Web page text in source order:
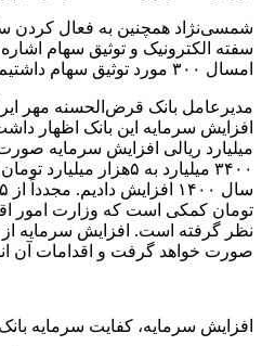
شمسی‌نژاد همچنین به فعال کردن
امسال ۳۰۰ مورد توثیق سهام داشتیم.
مدیرعامل بانک قرض‌الحسنه مهر
میلیارد ریالی افزایش سرمایه
۳۴۰۰ میلیارد به ۵هزار
تومان کمکی است که وزارت امور
نظر گرفته است. افزایش سرمایه از
صورت خواهد گرفت و اقدامات آن
افزایش سرمایه، کفایت سرمایه